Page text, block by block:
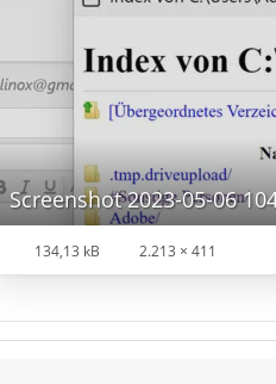
134,13 kB 2.213 × 411